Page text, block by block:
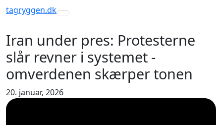
tagryggen.dk
Toggle navigation
Iran under pres: Protesterne
slår revner i systemet -
omverdenen skærper tonen
20. januar, 2026